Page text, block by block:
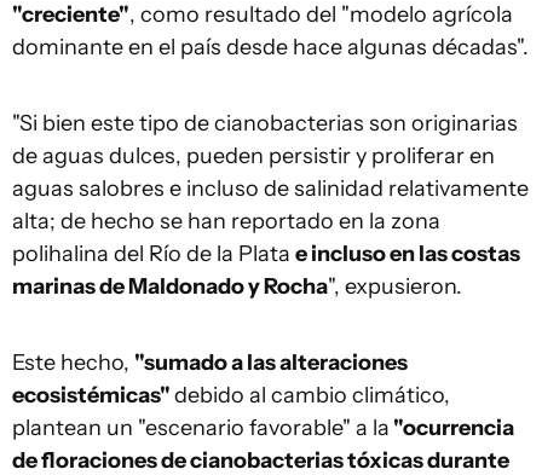
"creciente", como resultado del "modelo agrícola
dominante en el país desde hace algunas décadas".
"Si bien este tipo de cianobacterias son originarias
de aguas dulces, pueden persistir y proliferar en
aguas salobres e incluso de salinidad relativamente
alta; de hecho se han reportado en la zona
polihalina del Río de la Plata e incluso en las costas
marinas de Maldonado y Rocha", expusieron.
Este hecho, "sumado a las alteraciones
ecosistémicas"debido al cambio climático,
plantean un "escenario favorable" a la "ocurrencia
de floraciones de cianobacterias tóxicas durante